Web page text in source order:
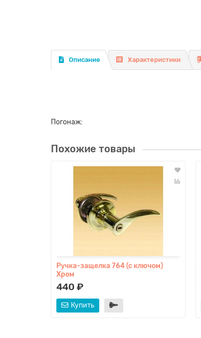
Описание Характеристики
Погонаж:
Похожие товары
Ручка-защелка 764 (с ключом)
Хром
440 ₽
Купить